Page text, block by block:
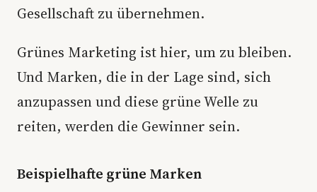
Gesellschaft zu übernehmen.
Grünes Marketing ist hier, um zu bleiben.
Und Marken, die in der Lage sind, sich
anzupassen und diese grüne Welle zu
reiten, werden die Gewinner sein.
Beispielhafte grüne Marken